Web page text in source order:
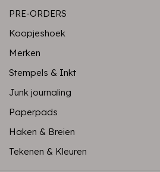
PRE-ORDERS
Koopjeshoek
Merken
Stempels & Inkt
Junk journaling
Paperpads
Haken & Breien
Tekenen & Kleuren